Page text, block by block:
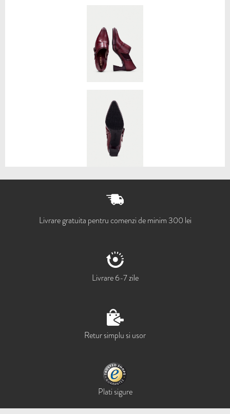
Livrare gratuita pentru comenzi de minim 300 lei
Livrare 6-7 zile
Retur simplu si usor
Plati sigure